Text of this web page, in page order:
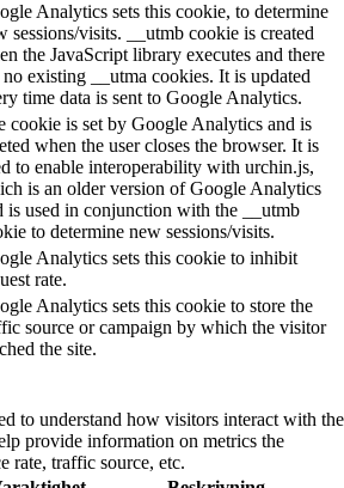
Analytics sets this cookie, to determine
sessions/visits. __utmb cookie is created
the JavaScript library executes and there
no existing __utma cookies. It is updated
time data is sent to Google Analytics.
cookie is set by Google Analytics and is
when the user closes the browser. It is
to enable interoperability with urchin.js,
is an older version of Google Analytics
is used in conjunction with the __utmb
to determine new sessions/visits.
Analytics sets this cookie to inhibit
rate.
Analytics sets this cookie to store the
source or campaign by which the visitor
the site.
to understand how visitors interact with the
provide information on metrics the
rate, traffic source, etc.